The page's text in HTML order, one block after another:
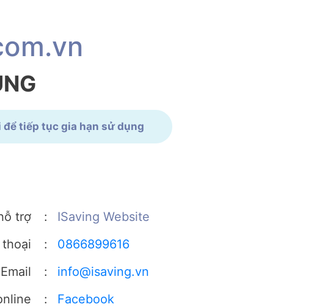
tiếp tục gia hạn sử dụng
trợ :
ISaving Website
:
0866899616
Email
:
info@isaving.vn
: Facebook